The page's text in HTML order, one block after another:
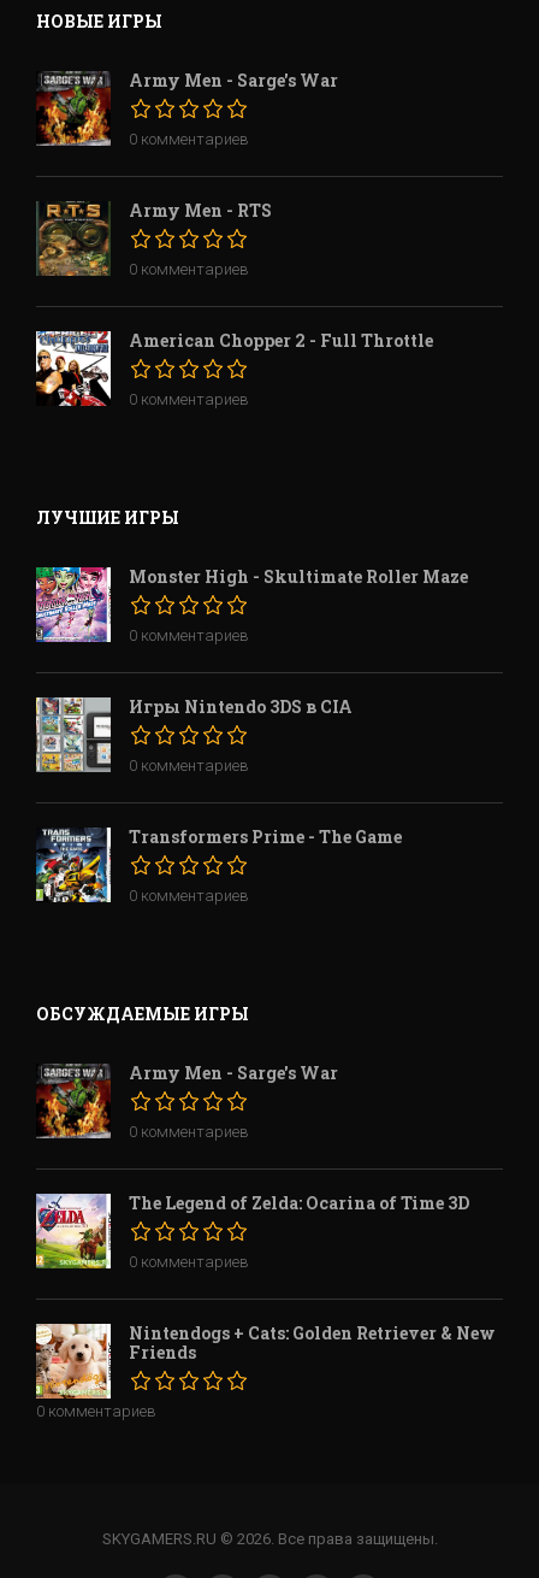
НОВЫЕ ИГРЫ
Army Men - Sarge's War
0 комментариев
Army Men - RTS
0 комментариев
American Chopper 2 - Full Throttle
0 комментариев
ЛУЧШИЕ ИГРЫ
Monster High - Skultimate Roller Maze
0 комментариев
Игры Nintendo 3DS в CIA
0 комментариев
Transformers Prime - The Game
0 комментариев
ОБСУЖДАЕМЫЕ ИГРЫ
Army Men - Sarge's War
0 комментариев
The Legend of Zelda: Ocarina of Time 3D
0 комментариев
Nintendogs + Cats: Golden Retriever & New
Friends
0 комментариев
SKYGAMERS.RU © 2026. Все права защищены.